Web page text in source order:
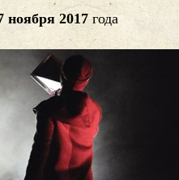
ноября 2017года